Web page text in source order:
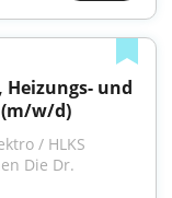
und
(m/w/d)
/ HLKS
Die Dr.